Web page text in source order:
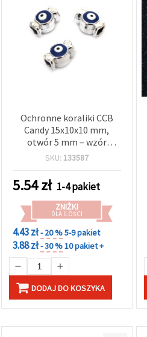
Ochronne koraliki CCB
Candy 15x10x10 mm,
otwór 5 mm – wzór
Niebieskie Oko (Oko
tworzenia unikatowej
biżuterii
SKU: 133587
5.54zł 1-4 pakiet
ZNIŻKI
DLA ILOŚCI
4.43 zł- 20 %5-9 pakiet
3.88 zł- 30 %10 pakiet +
DODAJ DO KOSZYKA